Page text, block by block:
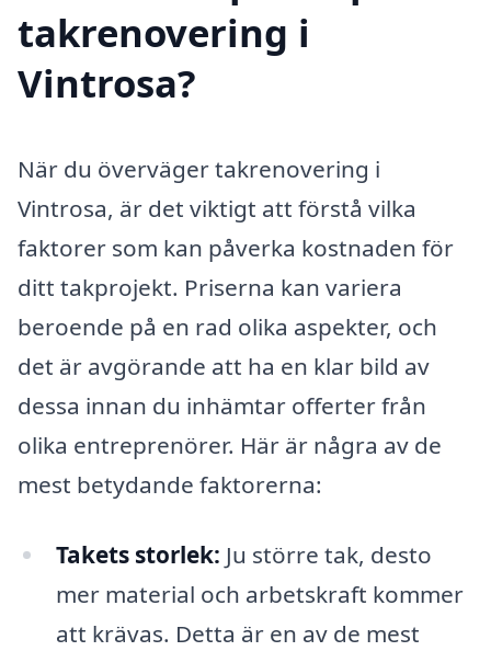
takrenovering i
Vintrosa?
När du överväger takrenovering i
Vintrosa, är det viktigt att förstå vilka
faktorer som kan påverka kostnaden för
ditt takprojekt. Priserna kan variera
beroende på en rad olika aspekter, och
det är avgörande att ha en klar bild av
dessa innan du inhämtar offerter från
olika entreprenörer. Här är några av de
mest betydande faktorerna:
Takets storlek: Ju större tak, desto
mer material och arbetskraft kommer
att krävas. Detta är en av de mest